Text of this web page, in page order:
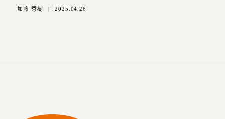
加藤 秀樹 2025.04.26